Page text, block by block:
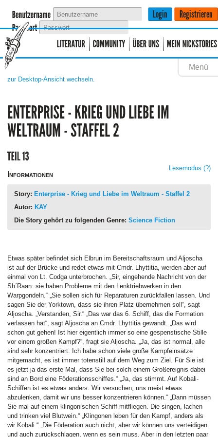
Menü
zur Desktop-Ansicht wechseln.
Lesemodus (?)
Informationen
Story: Enterprise - Krieg und Liebe im Weltraum - Staffel 2
Autor: KAY
Die Story gehört zu folgenden Genre: Science Fiction
Etwas später befindet sich Elbrun im Bereitschaftsraum und Aljoscha
ist auf der Brücke und redet etwas mit Cmdr. Lhyttitia, werden aber auf
einmal von Lt. Codga unterbrochen. „Sir, eingehende Nachricht von der
Sh´Raan: sie haben Probleme mit den Lenktriebwerken in den
Warpgondeln.“ „Sie sollen sich für Reparaturen zurückfallen lassen. Und
sagen Sie der Yorktown, dass sie ihren Platz übernehmen soll“, sagt
Aljoscha. „Verstanden, Sir.“ „Das war das 6. Schiff, das die Formation
verlassen hat“, sagt Aljoscha an Cmdr. Lhyttitia gewandt. „Das wird
schon gut gehen! Ist hier eigentlich immer so eine gespenstische Stille
vor einem großen Kampf?“, fragt sie Aljoscha. „Ja, das ist normal, alle
sind sehr konzentriert. Ich habe schon viele große Kampfeinsätze
mitgemacht, es ist immer totenstill auf dem Weg zum Ziel. Für Sie ist
es jetzt ja das erste Mal, dass Sie bei solch einem Großereignis dabei
sind an Bord eine Föderationsschiffes.“ „Ja, das stimmt. Auf Kobali-
Schiffen ist es etwas anders. Wir versuchen, uns meist etwas
abzulenken, damit wir uns besser konzentrieren können.“ „Dann müssen
Sie mal auf einem klingonischen Schiff mitfliegen. Die singen, lachen
und trinken viel Blutwein.“ „Klingonen leben für den Kampf, anders als
wir Kobali.“ „Die Föderation auch nicht, aber wir können uns verteidigen
und auch zurückschlagen, wenn es sein muss. Aber in den letzten paar